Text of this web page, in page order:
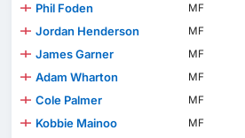
Phil Foden MF
Jordan Henderson
MF
James Garner
MF
Adam Wharton
MF
Cole Palmer
MF
Kobbie Mainoo
MF